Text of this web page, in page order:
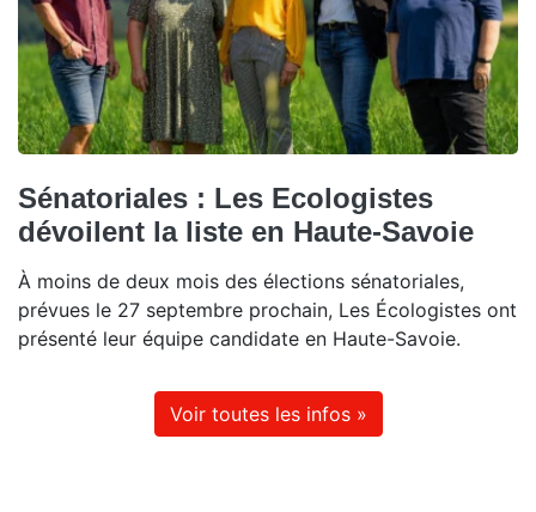
Sénatoriales : Les Ecologistes
dévoilent la liste en Haute-Savoie
À moins de deux mois des élections sénatoriales,
prévues le 27 septembre prochain, Les Écologistes ont
présenté leur équipe candidate en Haute-Savoie.
Voir toutes les infos »